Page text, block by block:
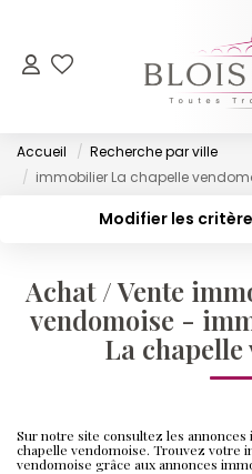
NOS
Off
Accueil
Recherche par ville
immobilier La chapelle
Modifier les
Sélectionnez...
Type de bien
Budget max
Achat / Vente
vendomoise -
La chapelle
Sur notre site consultez les
chapelle vendomoise. Trouvez votre
vendomoise grâce aux annonces